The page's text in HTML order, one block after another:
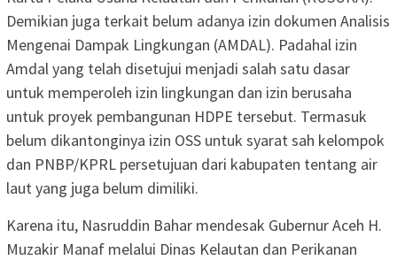
Demikian juga terkait belum adanya izin dokumen Analisis
Mengenai Dampak Lingkungan (AMDAL). Padahal izin
Amdal yang telah disetujui menjadi salah satu dasar
untuk memperoleh izin lingkungan dan izin berusaha
untuk proyek pembangunan HDPE tersebut. Termasuk
belum dikantonginya izin OSS untuk syarat sah kelompok
dan PNBP/KPRL persetujuan dari kabupaten tentang air
laut yang juga belum dimiliki.
Karena itu, Nasruddin Bahar mendesak Gubernur Aceh H.
Muzakir Manaf melalui Dinas Kelautan dan Perikanan